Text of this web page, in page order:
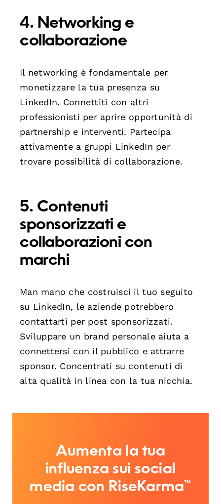
4. Networking e
collaborazione
Il networking è fondamentale per
monetizzare la tua presenza su
LinkedIn. Connettiti con altri
professionisti per aprire opportunità di
partnership e interventi. Partecipa
attivamente a gruppi LinkedIn per
trovare possibilità di collaborazione.
5. Contenuti
sponsorizzati e
collaborazioni con
marchi
Man mano che costruisci il tuo seguito
su LinkedIn, le aziende potrebbero
contattarti per post sponsorizzati.
Sviluppare un brand personale aiuta a
connettersi con il pubblico e attrarre
sponsor. Concentrati su contenuti di
alta qualità in linea con la tua nicchia.
Aumenta la tua
influenza sui social
media con RiseKarma™